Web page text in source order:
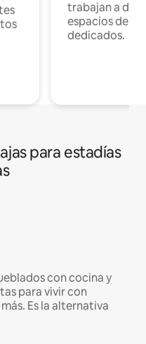
trabajan a
espacios de
dedicados.
para estadías
con cocina y
para vivir con
Es la alternativa